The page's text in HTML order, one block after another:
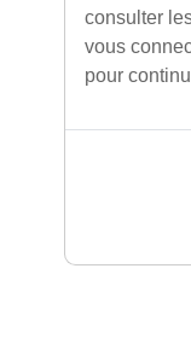
consulter
vous
pour